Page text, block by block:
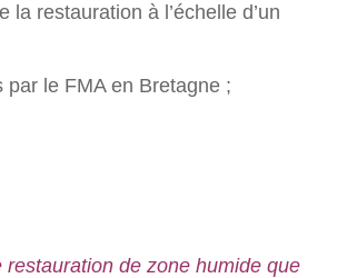
restauration à l’échelle d’un
le FMA en Bretagne ;
de zone humide que